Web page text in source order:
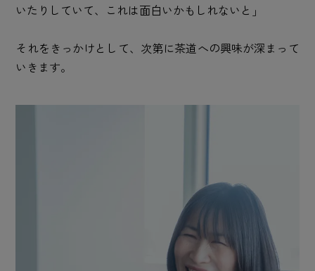
いたりしていて、これは面白いかもしれないと」
それをきっかけとして、次第に茶道への興味が深まって
いきます。